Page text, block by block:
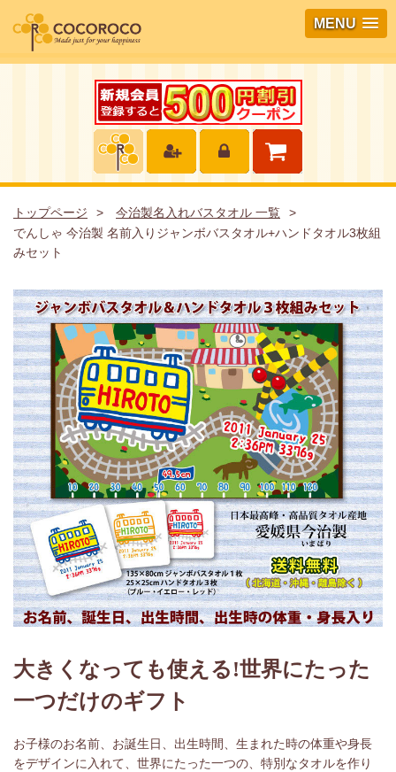
MENU
トップページ
今治製名入れバスタオル 一覧
でんしゃ 今治製 名前入りジャンボバスタオル+ハンドタオル3枚組
みセット
大きくなっても使える!世界にたった
一つだけのギフト
お子様のお名前、お誕生日、出生時間、生まれた時の体重や身長
をデザインに入れて、世界にたった一つの、特別なタオルを作り